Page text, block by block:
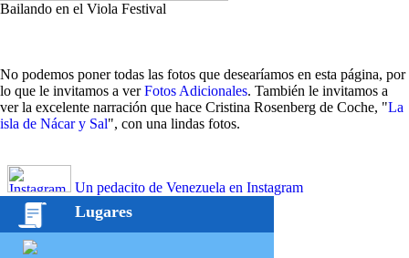
Bailando en el Viola Festival
No podemos poner todas las fotos que desearíamos en esta página, por
lo que le invitamos a verFotos Adicionales. También le invitamos a
ver la excelente narración que hace Cristina Rosenberg de Coche, "La
isla de Nácar y Sal", con una lindas fotos.
Un pedacito de Venezuela en Instagram
Lugares